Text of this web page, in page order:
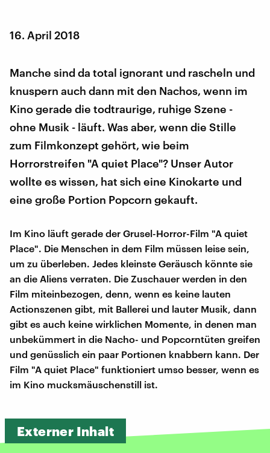
16. April 2018
Manche sind da total ignorant und rascheln und
knuspern auch dann mit den Nachos, wenn im
Kino gerade die todtraurige, ruhige Szene -
ohne Musik - läuft. Was aber, wenn die Stille
zum Filmkonzept gehört, wie beim
Horrorstreifen "A quiet Place"? Unser Autor
wollte es wissen, hat sich eine Kinokarte und
eine große Portion Popcorn gekauft.
Im Kino läuft gerade der Grusel-Horror-Film "A quiet
Place". Die Menschen in dem Film müssen leise sein,
um zu überleben. Jedes kleinste Geräusch könnte sie
an die Aliens verraten. Die Zuschauer werden in den
Film miteinbezogen, denn, wenn es keine lauten
Actionszenen gibt, mit Ballerei und lauter Musik, dann
gibt es auch keine wirklichen Momente, in denen man
unbekümmert in die Nacho- und Popcorntüten greifen
und genüsslich ein paar Portionen knabbern kann. Der
Film "A quiet Place" funktioniert umso besser, wenn es
im Kino mucksmäuschenstill ist.
Externer Inhalt